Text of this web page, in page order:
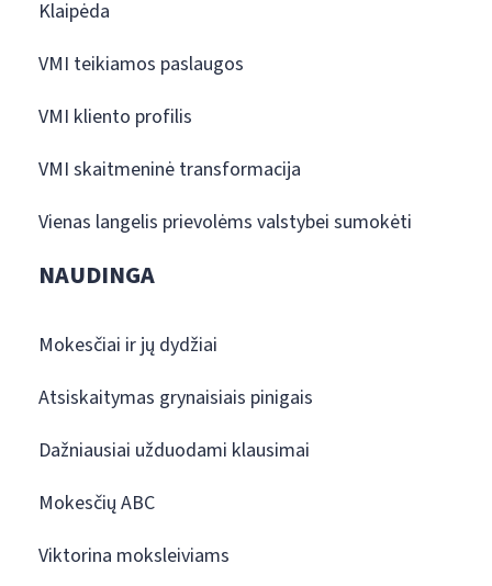
Klaipėda
VMI teikiamos paslaugos
VMI kliento profilis
VMI skaitmeninė transformacija
Vienas langelis prievolėms valstybei sumokėti
NAUDINGA
Mokesčiai ir jų dydžiai
Atsiskaitymas grynaisiais pinigais
Dažniausiai užduodami klausimai
Mokesčių ABC
Viktorina moksleiviams